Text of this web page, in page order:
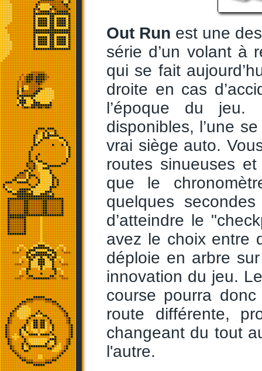
Out Run est une
série d’un volant à
qui se fait
droite en cas
l’époque du
disponibles, l’une
vrai siège auto.
routes sinueuses
que le
quelques
d’atteindre le
avez le choix entre
déploie en arbre
innovation du jeu.
course pourra
route différente,
changeant du tout
l'autre.